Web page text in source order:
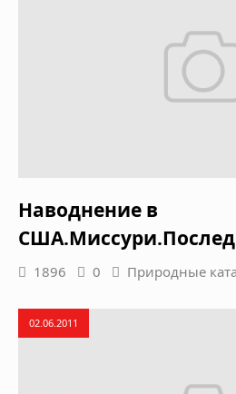
Наводнение в
1896 0 Природные
02.06.2011